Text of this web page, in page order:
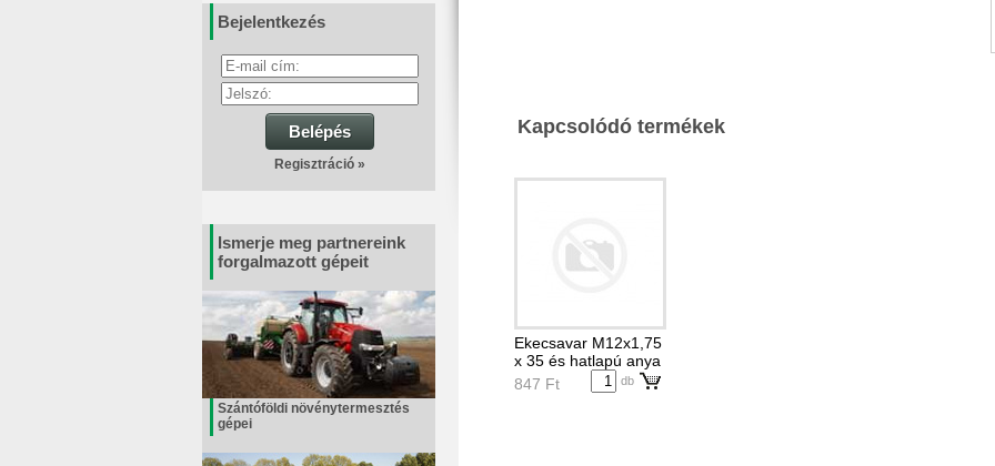
Bejelentkezés
Belépés
Regisztráció »
Ismerje meg partnereink
forgalmazott gépeit
Szántóföldi növénytermesztés
gépei
Kapcsolódó termékek
Ekecsavar M12x1,75
x 35 és hatlapú anya
847 Ft
db